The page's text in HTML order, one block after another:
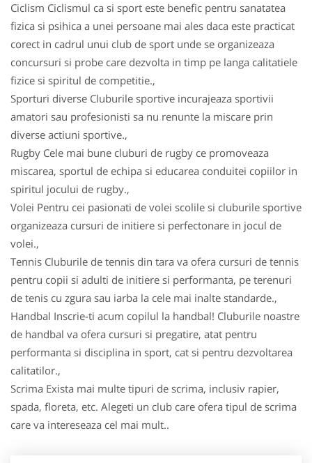
Ciclism Ciclismul ca si sport este benefic pentru sanatatea
fizica si psihica a unei persoane mai ales daca este practicat
corect in cadrul unui club de sport unde se organizeaza
concursuri si probe care dezvolta in timp pe langa calitatiele
fizice si spiritul de competitie.,
Sporturi diverse Cluburile sportive incurajeaza sportivii
amatori sau profesionisti sa nu renunte la miscare prin
diverse actiuni sportive.,
Rugby Cele mai bune cluburi de rugby ce promoveaza
miscarea, sportul de echipa si educarea conduitei copiilor in
spiritul jocului de rugby.,
Volei Pentru cei pasionati de volei scolile si cluburile sportive
organizeaza cursuri de initiere si perfectonare in jocul de
volei.,
Tennis Cluburile de tennis din tara va ofera cursuri de tennis
pentru copii si adulti de initiere si performanta, pe terenuri
de tenis cu zgura sau iarba la cele mai inalte standarde.,
Handbal Inscrie-ti acum copilul la handbal! Cluburile noastre
de handbal va ofera cursuri si pregatire, atat pentru
performanta si disciplina in sport, cat si pentru dezvoltarea
calitatilor.,
Scrima Exista mai multe tipuri de scrima, inclusiv rapier,
spada, floreta, etc. Alegeti un club care ofera tipul de scrima
care va intereseaza cel mai mult..